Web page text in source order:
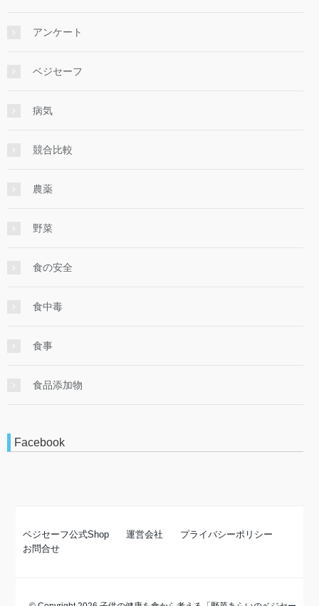
アンケート
ベジセーフ
病気
競合比較
農薬
野菜
食の安全
食中毒
食事
食品添加物
Facebook
ベジセーフ公式Shop 運営会社
プライバシーポリシー
お問合せ